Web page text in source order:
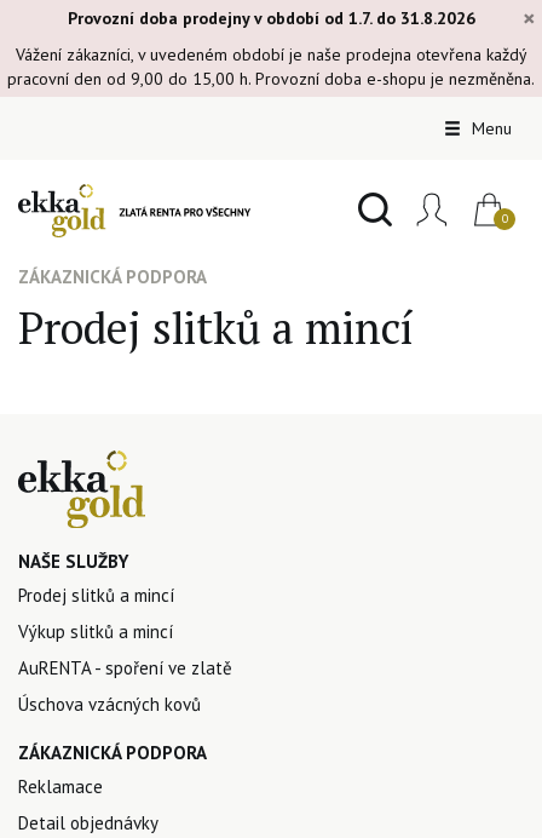
×
Provozní doba prodejny v období od 1.7. do 31.8.2026
Vážení zákazníci, v uvedeném období je naše prodejna otevřena každý
pracovní den od 9,00 do 15,00 h. Provozní doba e-shopu je nezměněna.
Menu
ZÁKAZNICKÁ PODPORA
Prodej slitků a mincí
NAŠE SLUŽBY
Prodej slitků a mincí
Výkup slitků a mincí
AuRENTA - spoření ve zlatě
Úschova vzácných kovů
ZÁKAZNICKÁ PODPORA
Reklamace
Detail objednávky